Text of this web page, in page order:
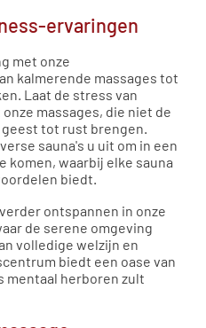
ervaringen
met onze
kalmerende massages tot
Laat de stress van
massages, die niet de
tot rust brengen.
sauna's u uit om in een
komen, waarbij elke sauna
biedt.
ontspannen in onze
de serene omgeving
volledige welzijn en
biedt een oase van
mentaal herboren zult